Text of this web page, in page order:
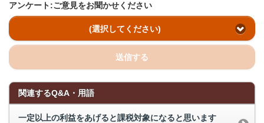
アンケート:ご意見をお聞かせください
(選択してください)
送信する
関連するQ&A・用語
一定以上の利益をあげると課税対象になると思います